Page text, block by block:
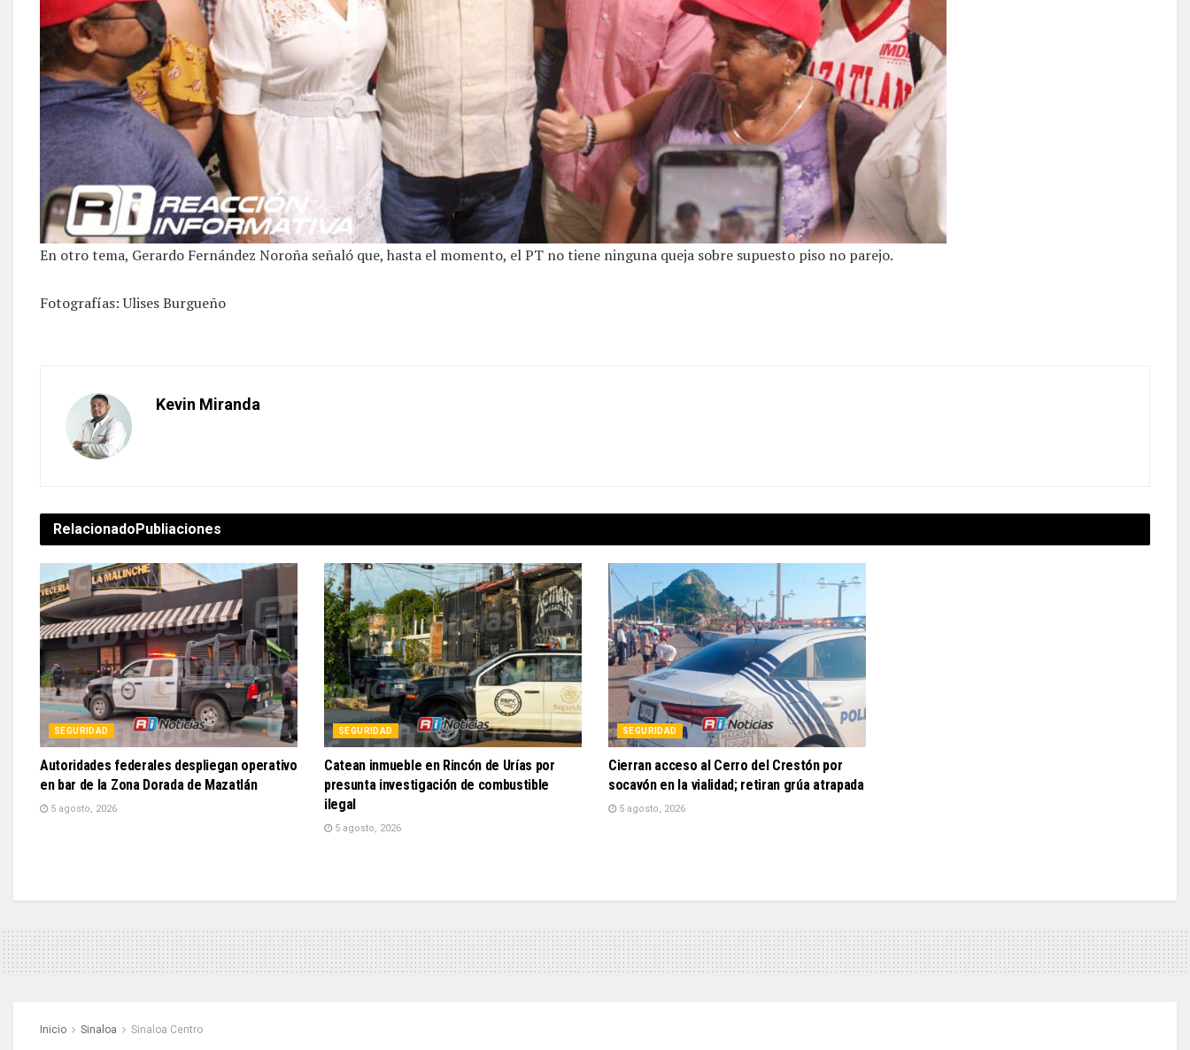
En otro tema, Gerardo Fernández Noroña señaló que, hasta el momento, el PT no tiene ninguna queja sobre supuesto piso no parejo.
Fotografías: Ulises Burgueño
Kevin Miranda
RelacionadoPubliaciones
SEGURIDAD
Autoridades federales despliegan operativo
en bar de la Zona Dorada de Mazatlán
5 agosto, 2026
SEGURIDAD
Catean inmueble en Rincón de Urías por
presunta investigación de combustible
ilegal
5 agosto, 2026
SEGURIDAD
Cierran acceso al Cerro del Crestón por
socavón en la vialidad; retiran grúa atrapada
5 agosto, 2026
Inicio Sinaloa Sinaloa Centro